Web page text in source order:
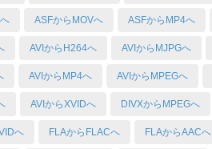
ASFからMOVへ ASFからMP4へ
AVIからH264へ AVIからMJPGへ
AVIからMP4へ AVIからMPEGへ
AVIからXVIDへ DIVXからMPEGへ
へ FLAからFLACへ FLAからAACへ